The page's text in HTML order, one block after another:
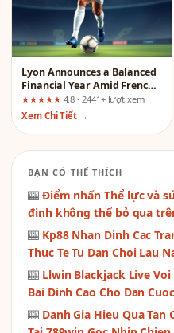
Lyon Announces a Balanced
Financial Year Amid French
Football Changes: A Risk-
First Review of the
★★★★★ 4.8 · 2441+ lượt xem
Xem Chi Tiết →
BẠN CÓ THỂ THÍCH
🎰 Điểm nhấn Thể lực và
đinh không thể bỏ qua
🎰 Kp88 Nhan Dinh Cac
Thuc Te Tu Dan Choi Lau
🎰 Llwin Blackjack Live
Bai Dinh Cao Cho Dan
🎰 Danh Gia Hieu Qua Tan